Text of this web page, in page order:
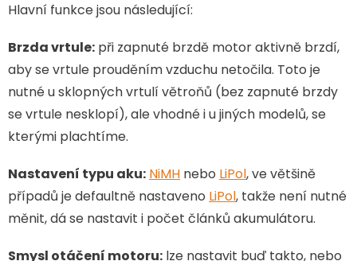
Hlavní funkce jsou následující:
Brzda vrtule: při zapnuté brzdě motor aktivně brzdí,
aby se vrtule prouděním vzduchu netočila. Toto je
nutné u sklopných vrtulí větroňů (bez zapnuté brzdy
se vrtule nesklopí), ale vhodné i u jiných modelů, se
kterými plachtíme.
Nastavení typu aku: NiMH nebo LiPol, ve většině
případů je defaultně nastaveno LiPol, takže není nutné
měnit, dá se nastavit i počet článků akumulátoru.
Smysl otáčení motoru: lze nastavit buď takto, nebo